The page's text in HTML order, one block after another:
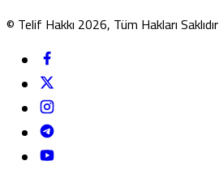
© Telif Hakkı 2026, Tüm Hakları Saklıdır